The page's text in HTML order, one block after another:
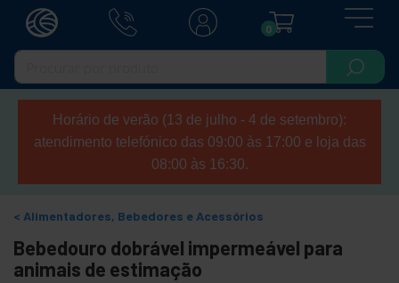
0
Horário de verão (13 de julho - 4 de setembro):
atendimento telefónico das 09:00 às 17:00 e loja das
08:00 às 16:30.
Alimentadores, Bebedores e Acessórios
Bebedouro dobrável impermeável para
animais de estimação